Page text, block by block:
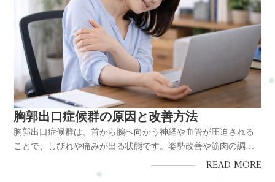
胸郭出口症候群の原因と改善方法
胸郭出口症候群は、首から腕へ向かう神経や血管が圧迫される
ことで、しびれや痛みが出る状態です。姿勢改善や筋肉の調整
により改善が期待できます。結論胸郭出口症候群は姿勢と筋肉
のバランスが原因で起こり、適切なケアで改善できます。原
READ MORE